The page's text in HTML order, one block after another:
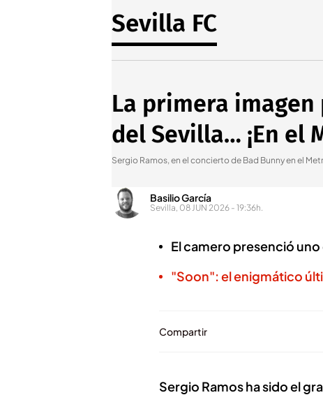
Sevilla FC
La primera
del Sevilla… ¡En el
Sergio Ramos, en el concierto de Bad Bunny en el
Basilio García
Sevilla, 08 JUN 2026 - 19:36h.
El camero presenció
"Soon": el enigmático
Compartir
Sergio Ramos ha sido el